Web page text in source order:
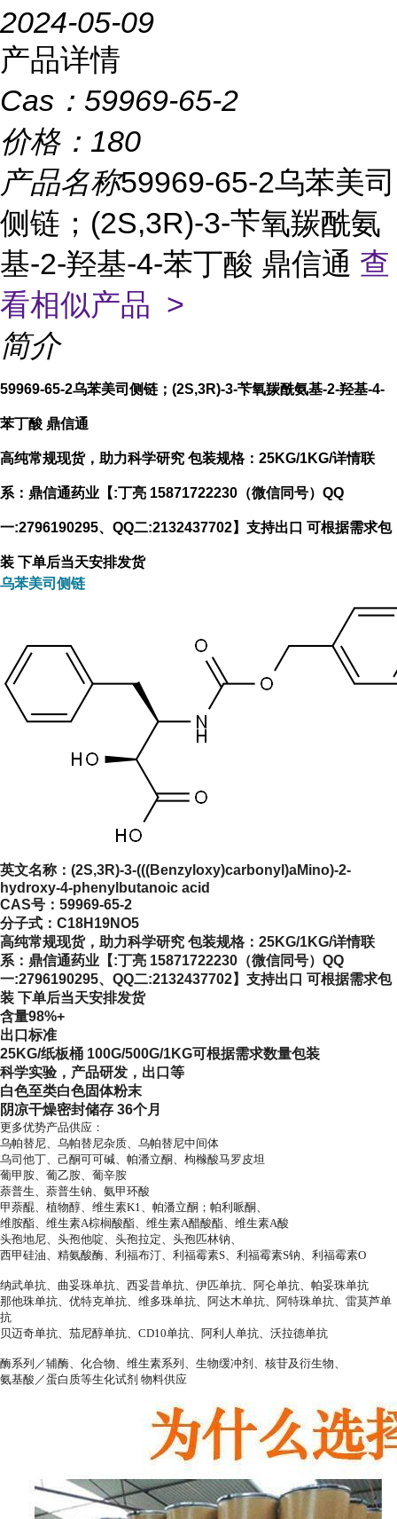
2024-05-09
产品详情
Cas： 59969-65-2
价格： 180
产品名称59969-65-2乌苯美司
侧链；(2S,3R)-3-苄氧羰酰氨
基-2-羟基-4-苯丁酸 鼎信通 查
看相似产品 >
简介
59969-65-2乌苯美司侧链；(2S,3R)-3-苄氧羰酰氨基-2-羟基-4-
苯丁酸 鼎信通
高纯常规现货，助力科学研究 包装规格：25KG/1KG/详情联
系：鼎信通药业【:丁亮 15871722230（微信同号）QQ
一:2796190295、QQ二:2132437702】支持出口 可根据需求包
装 下单后当天安排发货
乌苯美司侧链
英文名称： (2S,3R)-3-(((Benzyloxy)carbonyl)aMino)-2-
hydroxy-4-phenylbutanoic acid
CAS号： 59969-65-2
分子式： C18H19NO5
高纯常规现货，助力科学研究 包装规格：25KG/1KG/详情联
系：鼎信通药业【:丁亮 15871722230（微信同号）QQ
一:2796190295、QQ二:2132437702】支持出口 可根据需求包
装 下单后当天安排发货
含量98%+
出口标准
25KG/纸板桶 100G/500G/1KG可根据需求数量包装
科学实验，产品研发，出口等
白色至类白色固体粉末
阴凉干燥密封储存 36个月
更多优势产品供应：
乌帕替尼、乌帕替尼杂质、乌帕替尼中间体
乌司他丁、己酮可可碱、帕潘立酮、枸橼酸马罗皮坦
葡甲胺、葡乙胺、葡辛胺
萘普生、萘普生钠、氨甲环酸
甲萘醌、植物醇、维生素K1、帕潘立酮；帕利哌酮、
维胺酯、维生素A棕榈酸酯、维生素A醋酸酯、维生素A酸
头孢地尼、头孢他啶、头孢拉定、头孢匹林钠、
西甲硅油、精氨酸酶、利福布汀、利福霉素S、利福霉素S钠、利福霉素O
纳武单抗、曲妥珠单抗、西妥昔单抗、伊匹单抗、阿仑单抗、帕妥珠单抗
那他珠单抗、优特克单抗、维多珠单抗、阿达木单抗、阿特珠单抗、雷莫芦单
抗
贝迈奇单抗、茄尼醇单抗、CD10单抗、阿利人单抗、沃拉德单抗
酶系列／辅酶、化合物、维生素系列、生物缓冲剂、核苷及衍生物、
氨基酸／蛋白质等生化试剂 物料供应